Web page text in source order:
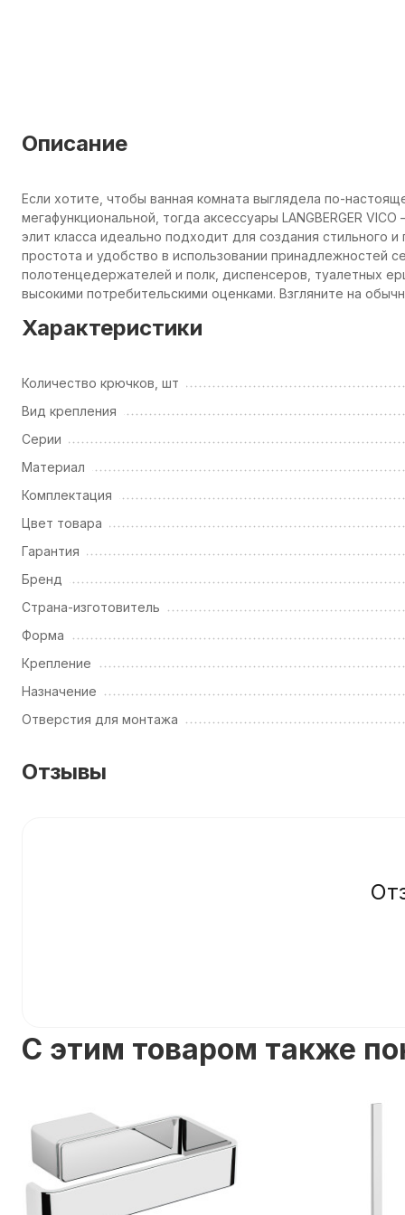
Описание
Если хотите, чтобы ванная комната выглядела по-
мегафункциональной, тогда аксессуары LANGBERGER
элит класса идеально подходит для создания стильного
простота и удобство в использовании принадлежностей
полотенцедержателей и полк, диспенсеров, туалетных
высокими потребительскими оценками. Взгляните на
Характеристики
Количество крючков, шт
Вид крепления
Серии
Материал
Комплектация
Цвет товара
Гарантия
Бренд
Страна-изготовитель
Форма
Крепление
Назначение
Отверстия для монтажа
Отзывы
C этим товаром также